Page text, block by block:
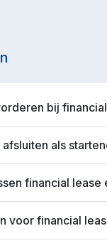
bij
als
financial lease
voor financial